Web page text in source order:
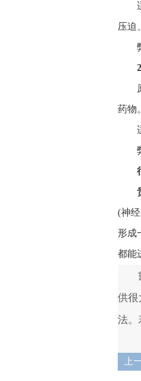
压迫
药物。
(神
形成
都能
供很
法。
上